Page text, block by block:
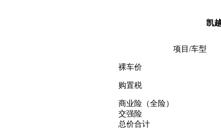
凯
项目/车型
裸车价
购置税
商业险（全险）
交强险
总价合计